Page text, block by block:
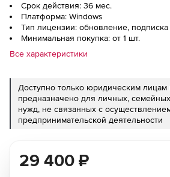
Срок действия: 36 мес.
Платформа: Windows
Тип лицензии: обновление, подписка
Минимальная покупка: от 1 шт.
Все характеристики
Доступно только юридическим
предназначено для личных,
нужд, не связанных с
предпринимательской деятельности
29 400 ₽